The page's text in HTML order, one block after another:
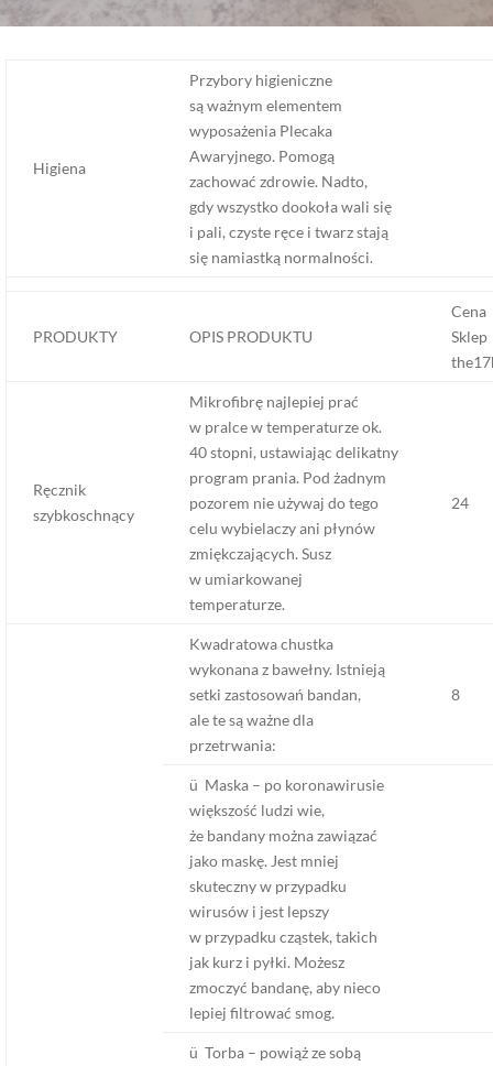
Higiena
Przybory higieniczne
są ważnym elementem
wyposażenia Plecaka
Awaryjnego. Pomogą
zachować zdrowie. Nadto,
gdy wszystko dookoła wali się
i pali, czyste ręce i twarz stają
się namiastką normalności.
PRODUKTY OPIS PRODUKTU
Cena
Sklep
Ręcznik
szybkoschnący
Mikrofibrę najlepiej prać
w pralce w temperaturze ok.
40 stopni, ustawiając delikatny
program prania. Pod żadnym
pozorem nie używaj do tego
celu wybielaczy ani płynów
zmiękczających. Susz
w umiarkowanej
temperaturze.
24
Kwadratowa chustka
wykonana z bawełny. Istnieją
setki zastosowań bandan,
ale te są ważne dla
przetrwania:
8
ü Maska – po koronawirusie
większość ludzi wie,
że bandany można zawiązać
jako maskę. Jest mniej
skuteczny w przypadku
wirusów i jest lepszy
w przypadku cząstek, takich
jak kurz i pyłki. Możesz
zmoczyć bandanę, aby nieco
lepiej filtrować smog.
ü Torba – powiąż ze sobą